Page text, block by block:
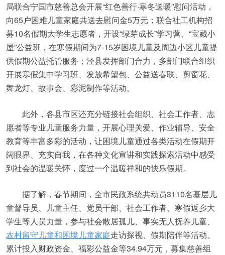
局联合宁国市慈善总会开展“红色善行·寒冬送暖”慰问活动，
向65户困难儿童家庭共送去慰问金5万元；联合社工机构招
募10名假期大学生志愿者，开设“绿芽成长”学习营、“宝藏小
屋”公益班，在寒假期间为7-15岁困境儿童及周边小区儿童提
供假期公益托管服务；泾县发挥部门合力，多部门联合组织
开展寒假集中学习班、发放希望包、公益送春联、剪窗花、
舞龙灯、故事会、彩泥制作等活动。
此外，各县市区还充分链接社会组织、社会工作者、志
愿者等专业儿童服务力量，开展心理关爱、作业辅导、安全
教育等丰富多彩的活动，让困境儿童通过各类活动在假期开
阔眼界、充实自我，在各种文化宣讲和实践探索活动中感受
到社会的温暖关怀，度过一个温暖祥和的快乐假期。
据了解，春节期间，全市民政系统共动员3110名基层儿
童督导员、儿童主任、党员干部、社会工作者、寒假返乡大
学生等人员力量，参与社会散居孤儿、事实无人抚养儿童、
农村留守儿童和困境儿童家庭走访探视、假期陪伴等活动。
累计投入财政资金、福彩公益金等34.94万元，募集慈善组